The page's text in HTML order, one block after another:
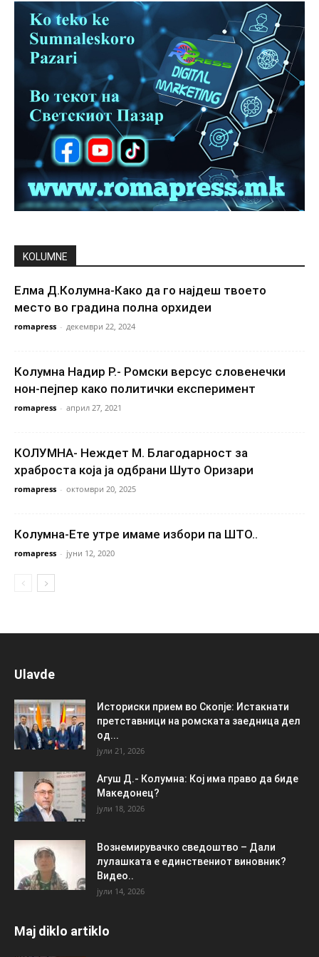
KOLUMNE
Елма Д.Колумна-Како да го најдеш твоето
место во градина полна орхидеи
romapress - декември 22, 2024
Колумна Надир Р.- Ромски версус словенечки
нон-пејпер како политички експеримент
romapress - април 27, 2021
КОЛУМНА- Неждет М. Благодарност за
храброста која ја одбрани Шуто Оризари
romapress - октомври 20, 2025
Колумна-Ете утре имаме избори па ШТО..
romapress - јуни 12, 2020
Ulavde
Историски прием во Скопје: Истакнати
претставници на ромската заедница дел
од...
јули 21, 2026
Агуш Д.- Колумна: Кој има право да биде
Македонец?
јули 18, 2026
Вознемирувачко сведоштво – Дали
лулашката е единствениот виновник?
Видео..
јули 14, 2026
Maj diklo artiklo